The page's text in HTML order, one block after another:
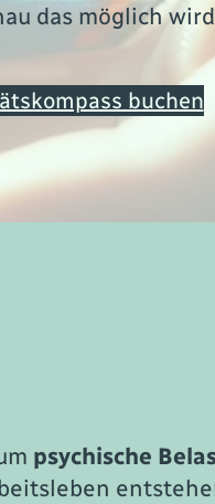
das möglich
buchen
psychische